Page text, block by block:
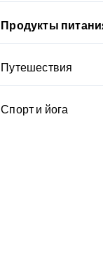
Продукты
Путешествия
Спорт и йога